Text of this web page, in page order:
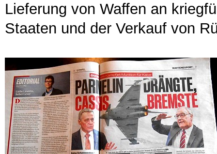
Lieferung von Waffen an
Staaten und der Verkauf von